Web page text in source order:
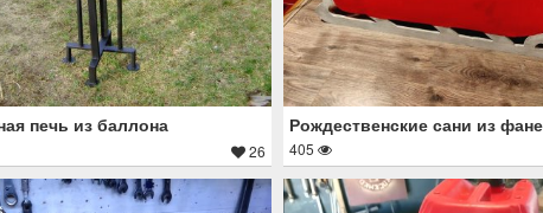
печь из баллона
26
Рождественские сани из
405